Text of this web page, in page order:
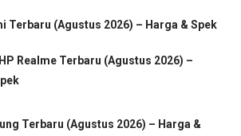
Terbaru (Agustus 2026) – Harga & Spek
Realme Terbaru (Agustus 2026) –
Terbaru (Agustus 2026) – Harga &